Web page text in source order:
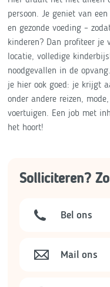
persoon. Je geniet van
en gezonde voeding –
kinderen? Dan profiteer je
locatie, volledige
noodgevallen in de
je hier ook goed: je krijgt
onder andere reizen,
voertuigen. Een job met
het hoort!
Solliciteren?
Bel ons
Mail ons